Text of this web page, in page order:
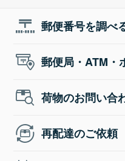
郵便番号を調べ
郵便局・ATM・
荷物のお問い合
再配達のご依頼